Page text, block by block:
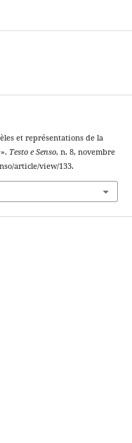
et représentations de la
Testo e Senso, n. 8, novembre
article/view/133.